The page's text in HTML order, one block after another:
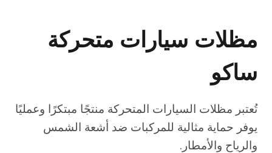
مظلات سيارات متحركة
ساكو
تُعتبر مظلات السيارات المتحركة منتجًا مبتكرًا وعمليًا
يوفر حماية مثالية للمركبات ضد أشعة الشمس
والرياح والأمطار.